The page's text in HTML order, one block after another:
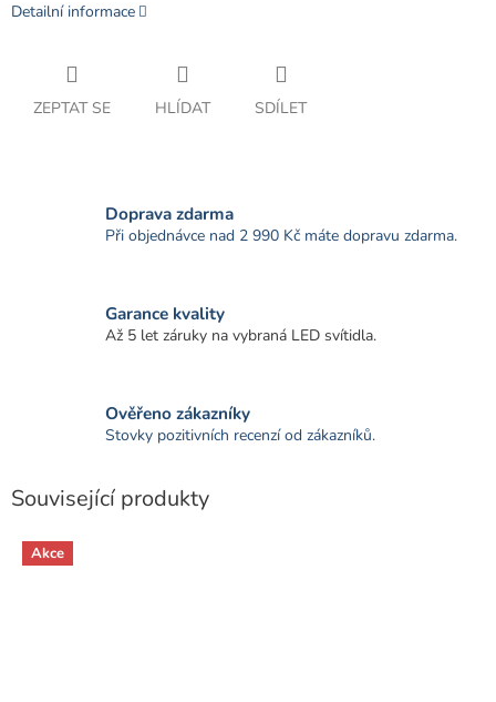
Detailní informace
ZEPTAT SE HLÍDAT SDÍLET
Doprava zdarma
Při objednávce nad 2 990 Kč máte dopravu zdarma.
Garance kvality
Až 5 let záruky na vybraná LED svítidla.
Ověřeno zákazníky
Stovky pozitivních recenzí od zákazníků.
Související produkty
Akce